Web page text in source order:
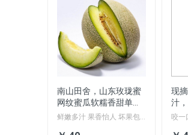
南山田舍，山东玫珑蜜
网纹蜜瓜软糯香甜单果
整箱新鲜包邮
鲜嫩多汁 果香怡人 坏果包
现
汁
咬一